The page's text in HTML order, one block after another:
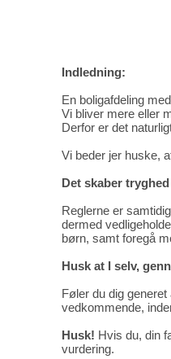
Indledning:
En boligafdeling
Vi bliver mere eller
Derfor er det
Vi beder jer huske,
Det skaber
Reglerne er
dermed
børn, samt foregå
Husk at I selv,
Føler du dig
vedkommende,
Husk! Hvis du, din
vurdering.